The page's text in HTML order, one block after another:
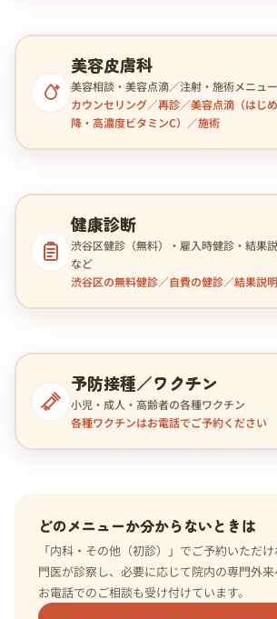
美容皮膚科
美容相談・美容点滴／注射・施術メニュー
カウンセリング／再診／美容点滴（はじ
降・高濃度ビタミンC）／施術
健康診断
渋谷区健診（無料）・雇入時健診・結果
など
渋谷区の無料健診／自費の健診／結果説明
予防接種／ワクチン
小児・成人・高齢者の各種ワクチン
各種ワクチンはお電話でご予約ください
どのメニューか分からないときは
「内科・その他（初診）」でご予約いただ
門医が診察し、必要に応じて院内の専門外来
お電話でのご相談も受け付けています。